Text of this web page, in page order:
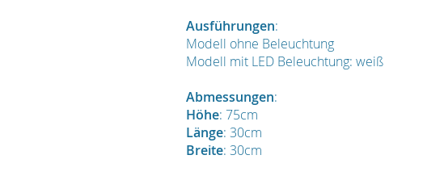
Ausführungen:
Modell ohne Beleuchtung
Modell mit LED Beleuchtung: weiß
Abmessungen:
Höhe: 75cm
Länge: 30cm
Breite: 30cm